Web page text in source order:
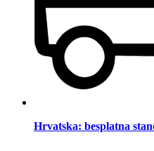
Hrvatska: besplatna